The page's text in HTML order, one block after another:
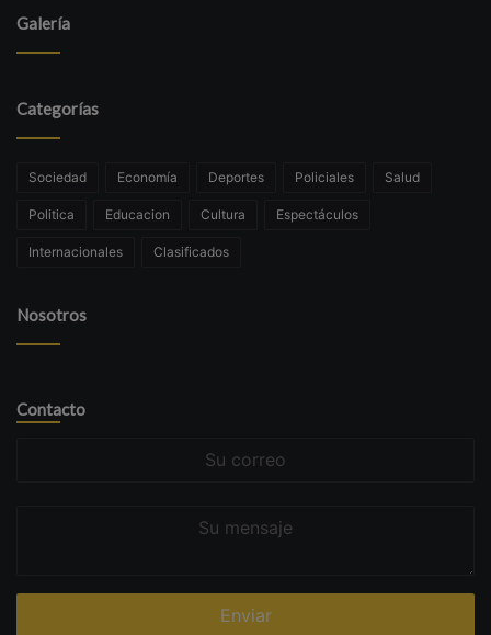
Galería
Categorías
Sociedad Economía Deportes Policiales Salud
Politica Educacion Cultura Espectáculos
Internacionales Clasificados
Nosotros
Contacto